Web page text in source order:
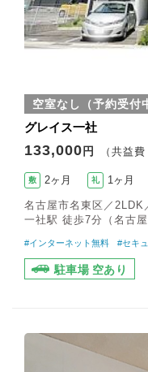
空室なし（予約受付
グレイス一社
133,000 円 （共益
敷 2ヶ月 礼 1ヶ月
名古屋市名東区／
一社駅 徒歩7分（名古屋
#インターネット無料 #セキ
駐車場 空あり